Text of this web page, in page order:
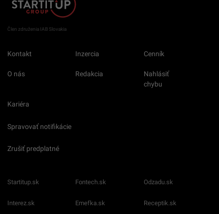
Člen združenia IAB Slovakia
Kontakt Inzercia Cenník
O nás Redakcia
Nahlásiť
chybu
Kariéra
Spravovať notifikácie
Zrušiť predplatné
Startitup.sk Fontech.sk Odzadu.sk
Interez.sk Emefka.sk Receptik.sk